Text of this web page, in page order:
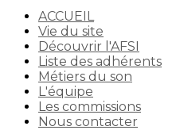
ACCUEIL
Vie du site
Découvrir l'AFSI
Liste des adhérents
Métiers du son
L'équipe
Les commissions
Nous contacter